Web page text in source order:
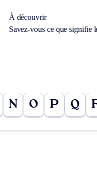
À découvrir
Savez-vous ce que signifie
N O P Q